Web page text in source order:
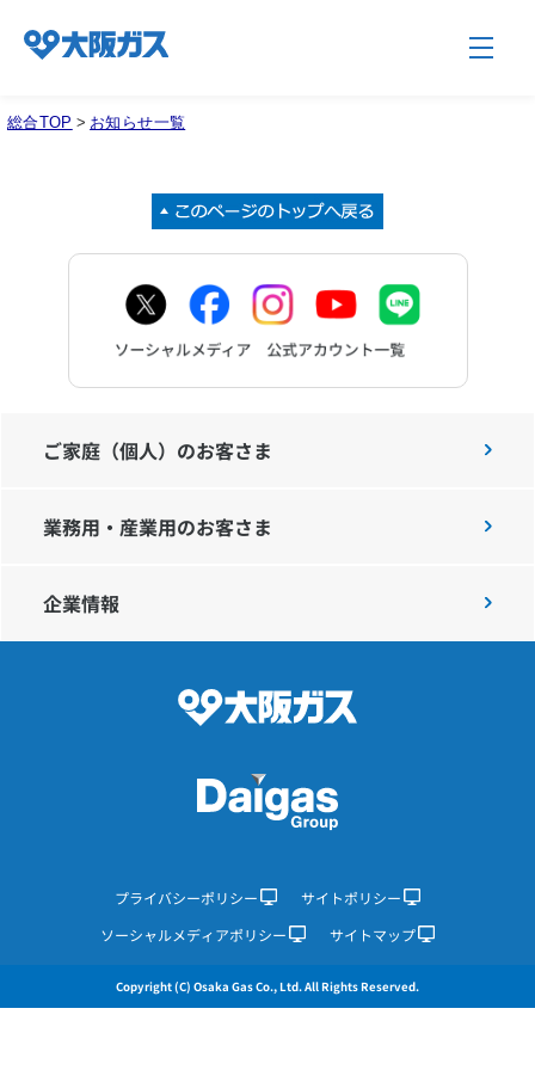
企業情報
業務用・産業用のお客さま
企業情報TOP
企業/グループについて
社会貢献
技術開発
サステナビリティ
IR情報
プレスリリース
総合TOP > お知らせ一覧
ご家庭（個人）のお客さま
業務用・産業用のお客さま
企業情報
プライバシーポリシー
サイトポリシー
ソーシャルメディアポリシー
サイトマップ
Copyright (C) Osaka Gas Co., Ltd. All Rights Reserved.